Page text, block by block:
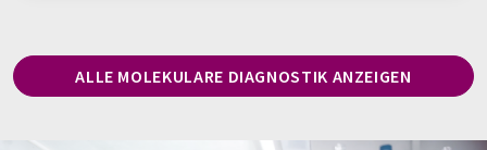
ALLE MOLEKULARE DIAGNOSTIK ANZEIGEN